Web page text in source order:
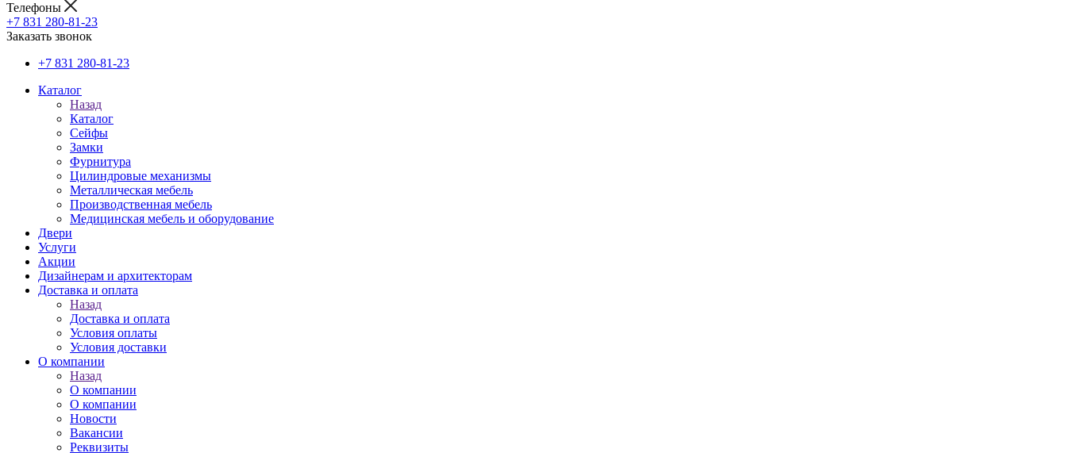
Телефоны
+7 831 280-81-23
Заказать звонок
+7 831 280-81-23
Каталог
Назад
Каталог
Сейфы
Замки
Фурнитура
Цилиндровые механизмы
Металлическая мебель
Производственная мебель
Медицинская мебель и оборудование
Двери
Услуги
Акции
Дизайнерам и архитекторам
Доставка и оплата
Назад
Доставка и оплата
Условия оплаты
Условия доставки
О компании
Назад
О компании
О компании
Новости
Вакансии
Реквизиты